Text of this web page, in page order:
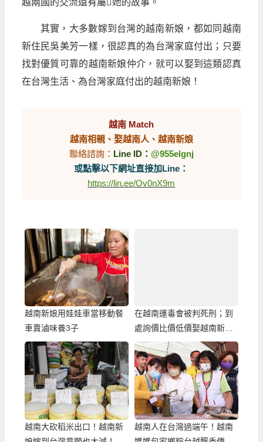
其實，大多數嫁到台灣的越南新娘，都如同越南
新住民吳美芳一樣，很認真的為台灣家庭付出；只要
找對優質可靠的越南新娘仲介，就可以娶到這類認真
在台灣生活、為台灣家庭付出的越南新娘！
越南 Match
越南相親、娶越南人、越南新娘
聯絡諮詢： Line ID： @955elgnj
或點擊以下網址直接加Line：
https://lin.ee/Ov0nX9m
越南新娘用娃娃車當移動餐
車賣滷味養3子
在越南運毒會被判死刑；到
處詢價比價低價娶越南新
娘，您也會人生黑暗了！
越南大砍稻米出口！越南新
越南人在台灣過端午！越南